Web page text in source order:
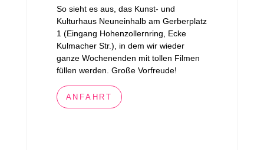
So sieht es aus, das Kunst- und
Kulturhaus Neuneinhalb am Gerberplatz
1 (Eingang Hohenzollernring, Ecke
Kulmacher Str.), in dem wir wieder
ganze Wochenenden mit tollen Filmen
füllen werden. Große Vorfreude!
ANFAHRT